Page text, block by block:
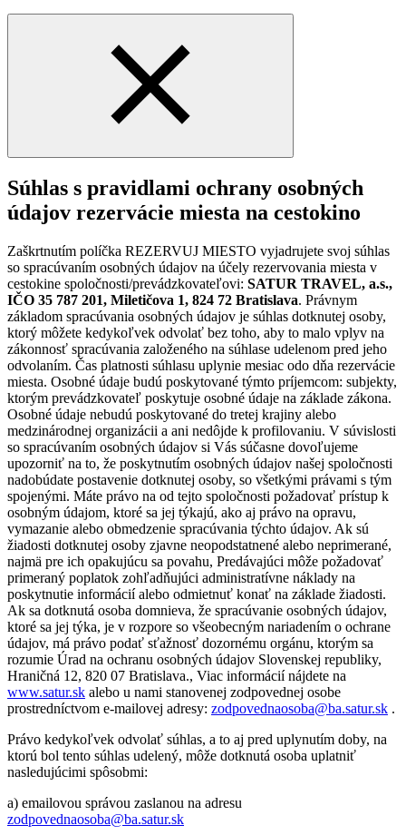
Súhlas s pravidlami ochrany osobných
údajov rezervácie miesta na cestokino
Zaškrtnutím políčka REZERVUJ MIESTO vyjadrujete svoj súhlas
so spracúvaním osobných údajov na účely rezervovania miesta v
cestokine spoločnosti/prevádzkovateľovi: SATUR TRAVEL, a.s.,
IČO 35 787 201, Miletičova 1, 824 72 Bratislava. Právnym
základom spracúvania osobných údajov je súhlas dotknutej osoby,
ktorý môžete kedykoľvek odvolať bez toho, aby to malo vplyv na
zákonnosť spracúvania založeného na súhlase udelenom pred jeho
odvolaním. Čas platnosti súhlasu uplynie mesiac odo dňa rezervácie
miesta. Osobné údaje budú poskytované týmto príjemcom: subjekty,
ktorým prevádzkovateľ poskytuje osobné údaje na základe zákona.
Osobné údaje nebudú poskytované do tretej krajiny alebo
medzinárodnej organizácii a ani nedôjde k profilovaniu. V súvislosti
so spracúvaním osobných údajov si Vás súčasne dovoľujeme
upozorniť na to, že poskytnutím osobných údajov našej spoločnosti
nadobúdate postavenie dotknutej osoby, so všetkými právami s tým
spojenými. Máte právo na od tejto spoločnosti požadovať prístup k
osobným údajom, ktoré sa jej týkajú, ako aj právo na opravu,
vymazanie alebo obmedzenie spracúvania týchto údajov. Ak sú
žiadosti dotknutej osoby zjavne neopodstatnené alebo neprimerané,
najmä pre ich opakujúcu sa povahu, Predávajúci môže požadovať
primeraný poplatok zohľadňujúci administratívne náklady na
poskytnutie informácií alebo odmietnuť konať na základe žiadosti.
Ak sa dotknutá osoba domnieva, že spracúvanie osobných údajov,
ktoré sa jej týka, je v rozpore so všeobecným nariadením o ochrane
údajov, má právo podať sťažnosť dozornému orgánu, ktorým sa
rozumie Úrad na ochranu osobných údajov Slovenskej republiky,
Hraničná 12, 820 07 Bratislava., Viac informácií nájdete na
www.satur.sk alebo u nami stanovenej zodpovednej osobe
prostredníctvom e-mailovej adresy: zodpovednaosoba@ba.satur.sk .
Právo kedykoľvek odvolať súhlas, a to aj pred uplynutím doby, na
ktorú bol tento súhlas udelený, môže dotknutá osoba uplatniť
nasledujúcimi spôsobmi:
a) emailovou správou zaslanou na adresu
zodpovednaosoba@ba.satur.sk